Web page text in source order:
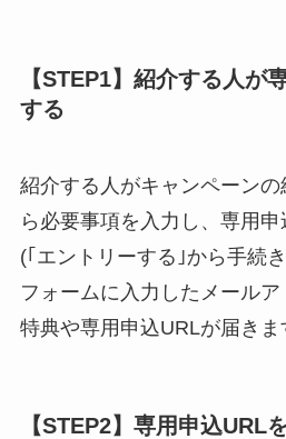
【STEP1】紹介する人が
する
紹介する人がキャンペーン
ら必要事項を入力し、専用
(｢エントリーする｣から手続
フォームに入力したメール
特典や専用申込URLが届きま
【STEP2】専用申込URL